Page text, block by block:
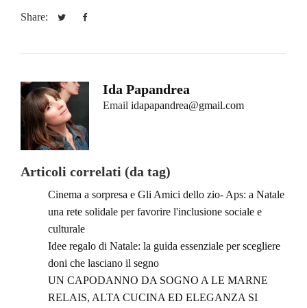
Share:
Ida Papandrea
Email idapapandrea@gmail.com
Articoli correlati (da tag)
Cinema a sorpresa e Gli Amici dello zio- Aps: a Natale
una rete solidale per favorire l'inclusione sociale e
culturale
Idee regalo di Natale: la guida essenziale per scegliere
doni che lasciano il segno
UN CAPODANNO DA SOGNO A LE MARNE
RELAIS, ALTA CUCINA ED ELEGANZA SI